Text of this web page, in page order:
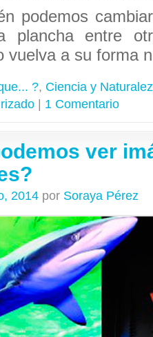
podemos
plancha entre
vuelva a su forma
?, Ciencia y
rizado 1 Comentario
ver
2014 por Soraya Pérez